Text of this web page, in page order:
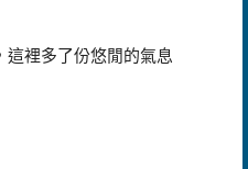
這裡多了份悠閒的氣息